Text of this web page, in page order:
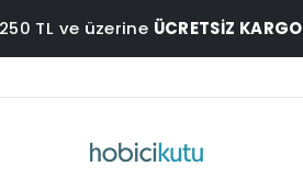
TL ve üzerine ÜCRETSİZ KARGO